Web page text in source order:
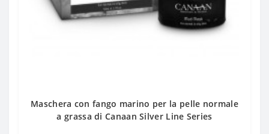
Maschera con fango marino per la pelle normale
a grassa di Canaan Silver Line Series